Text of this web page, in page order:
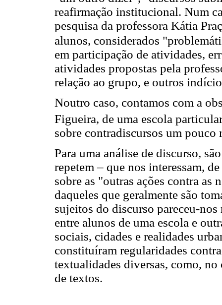
reafirmação institucional. Num
pesquisa da professora Kátia
alunos, considerados
em participação de atividades,
atividades propostas pela
relação ao grupo, e outros
Noutro caso, contamos com a
Figueira, de uma escola
sobre contradiscursos um pouco
Para uma análise de discurso,
repetem – que nos interessam,
sobre as "outras ações contra as
daqueles que geralmente são
sujeitos do discurso pareceu-
entre alunos de uma escola e
sociais, cidades e realidades
constituíram regularidades
textualidades diversas, como, no
de textos.